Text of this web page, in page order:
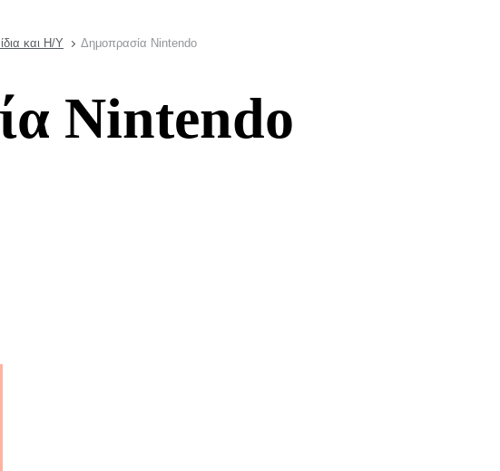
και Η/Υ Δημοπρασία Nintendo
Nintendo